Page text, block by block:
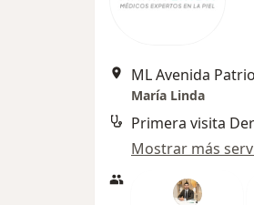
María Linda
Primera visita
Mostrar más